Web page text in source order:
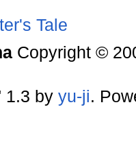
Tale
Copyright ©
1.3 by yu-ji.